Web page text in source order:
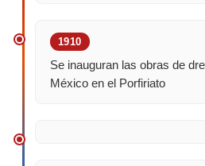
1910
Se inauguran las obras de
México en el Porfiriato